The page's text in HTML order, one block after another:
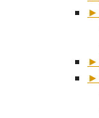
►
►
►